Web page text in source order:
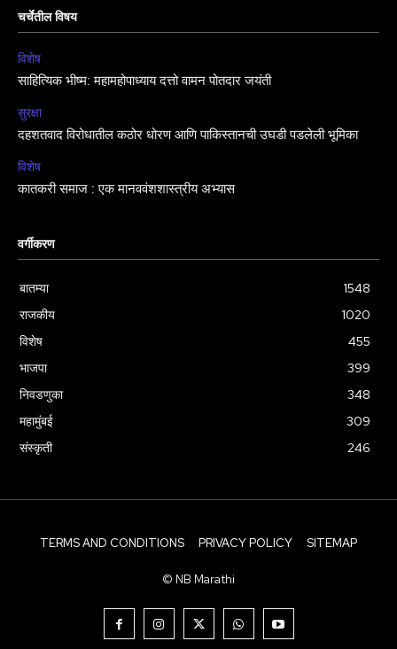
चर्चेतील विषय
विशेष
साहित्यिक भीष्म: महामहोपाध्याय दत्तो वामन पोतदार जयंती
सुरक्षा
दहशतवाद विरोधातील कठोर धोरण आणि पाकिस्तानची उघडी पडलेली भूमिका
विशेष
कातकरी समाज : एक मानववंशशास्त्रीय अभ्यास
वर्गीकरण
बातम्या
1548
राजकीय
1020
विशेष
455
भाजपा
399
निवडणुका
348
महामुंबई
309
संस्कृती
246
TERMS AND CONDITIONS PRIVACY POLICY SITEMAP
© NB Marathi